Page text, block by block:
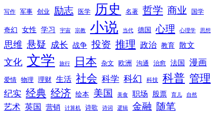
写作 军事 创业 励志 医学 历史 名著 哲学 商业 国学
奇幻 女性 学习 宇宙 宗教 小说 当代 德国 心理 心理学 思想
思维 悬疑 成长 战争 投资 推理 政治 教育 散文
文化 文学 旅行 日本 杂文 欧洲 沟通 治愈 法国 漫画
爱情 物理 理财 生活 社会 科学 科幻 科技 科普 管理
纪实 经典 经济 绘本 美国 美食 职场 股票 育儿 自然
艺术 英国 营销 计算机 诗歌 诗词 逻辑 金融 随笔